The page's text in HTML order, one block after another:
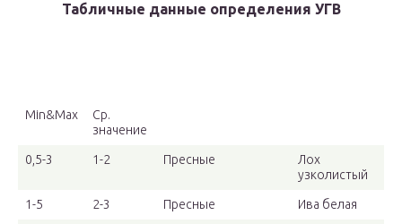
Табличные данные определения УГВ
Min&Max
Ср.
значение
0,5-3 1-2 Пресные
Лох
узколистый
1-5 2-3 Пресные Ива белая